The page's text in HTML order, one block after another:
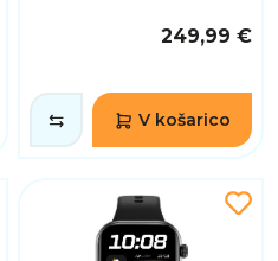
249,99 €
V košarico